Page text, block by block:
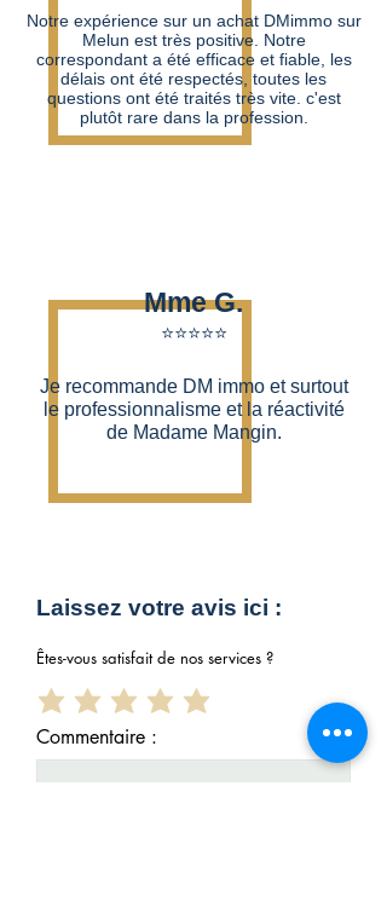
Notre expérience sur un achat DMimmo sur
Melun est très positive. Notre
correspondant a été efficace et fiable, les
délais ont été respectés, toutes les
questions ont été traités très vite. c'est
plutôt rare dans la profession.
Mme G.
⭐⭐⭐⭐⭐​
Je recommande DM immo et surtout
le professionnalisme et la réactivité
de Madame Mangin.
Laissez votre avis ici :
Êtes-vous satisfait de nos services ?
Commentaire :